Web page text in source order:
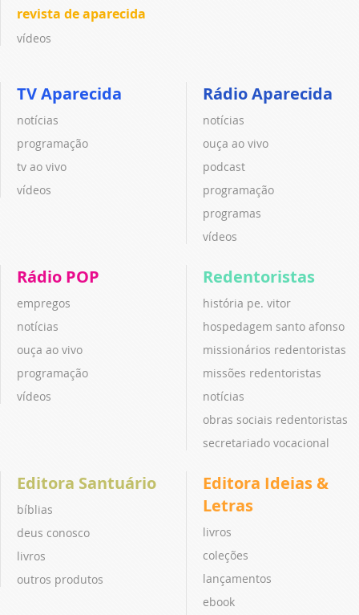
revista de aparecida
vídeos
TV Aparecida
notícias
programação
tv ao vivo
vídeos
Rádio Aparecida
notícias
ouça ao vivo
podcast
programação
programas
vídeos
Rádio POP
empregos
notícias
ouça ao vivo
programação
vídeos
Redentoristas
história pe. vitor
hospedagem santo afonso
missionários redentoristas
missões redentoristas
notícias
obras sociais redentoristas
secretariado vocacional
Editora Santuário
bíblias
deus conosco
livros
outros produtos
Editora Ideias &
Letras
livros
coleções
lançamentos
ebook